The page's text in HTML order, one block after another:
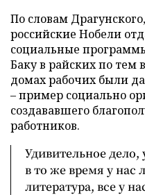
По словам
российские Нобели
социальные
Баку в райских по тем
домах рабочих были
– пример социально
создававшего
работников.
Удивительное
в то же время у нас
литература, все у